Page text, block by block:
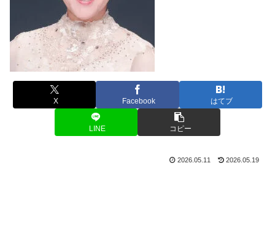
X Facebook はてブ
LINE コピー
2026.05.11 2026.05.19